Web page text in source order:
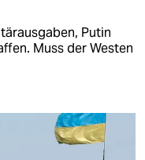
Putin
Muss der Westen